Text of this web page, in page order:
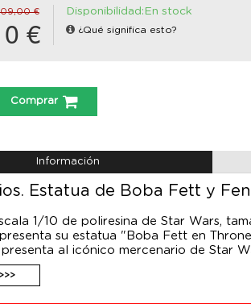
€
€
Disponibilidad:En stock
¿Qué significa esto?
Comprar
Información
Estatua de Boba Fett y
1/10 de poliresina de Star Wars,
su estatua "Boba Fett en
presenta al icónico mercenario de Star
su clásico rifle bláster apoyado en el
sentada en el brazo derecho del